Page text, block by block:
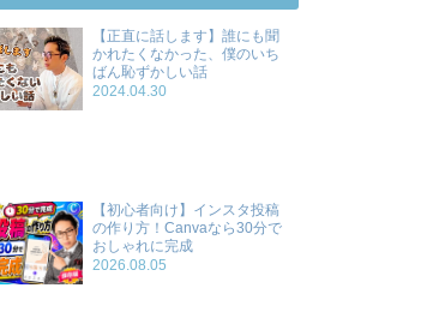
【正直に話します】誰にも聞
かれたくなかった、僕のいち
ばん恥ずかしい話
2024.04.30
【初心者向け】インスタ投稿
の作り方！Canvaなら30分で
おしゃれに完成
2026.08.05